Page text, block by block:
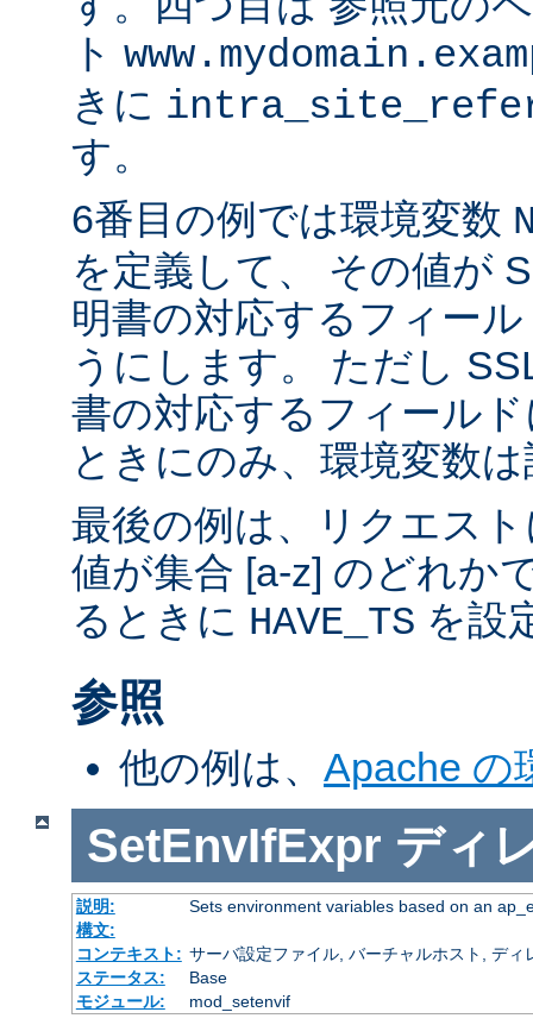
ト
きに
す。
6番目の例では環境変数
を定義して、 その値が
明書の対応するフィー
うにします。 ただし
書の対応するフィール
ときにのみ、環境変数
最後の例は、リクエス
値が集合 [a-z] のどれか
るときに HAVE_TS を設
参照
他の例は、 Apache の
SetEnvIfExpr ディ
説明:
Sets environment variables based on an
構文:
コンテキスト: サーバ設定ファイル, バーチャルホスト, ディ
ステータス:
Base
モジュール:
mod_setenvif